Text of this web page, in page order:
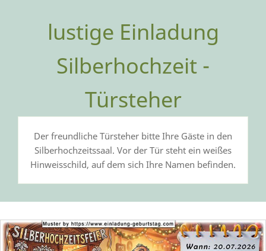
lustige Einladung
Silberhochzeit -
Türsteher
Der freundliche Türsteher bitte Ihre Gäste in den
Silberhochzeitssaal. Vor der Tür steht ein weißes
Hinweisschild, auf dem sich Ihre Namen befinden.